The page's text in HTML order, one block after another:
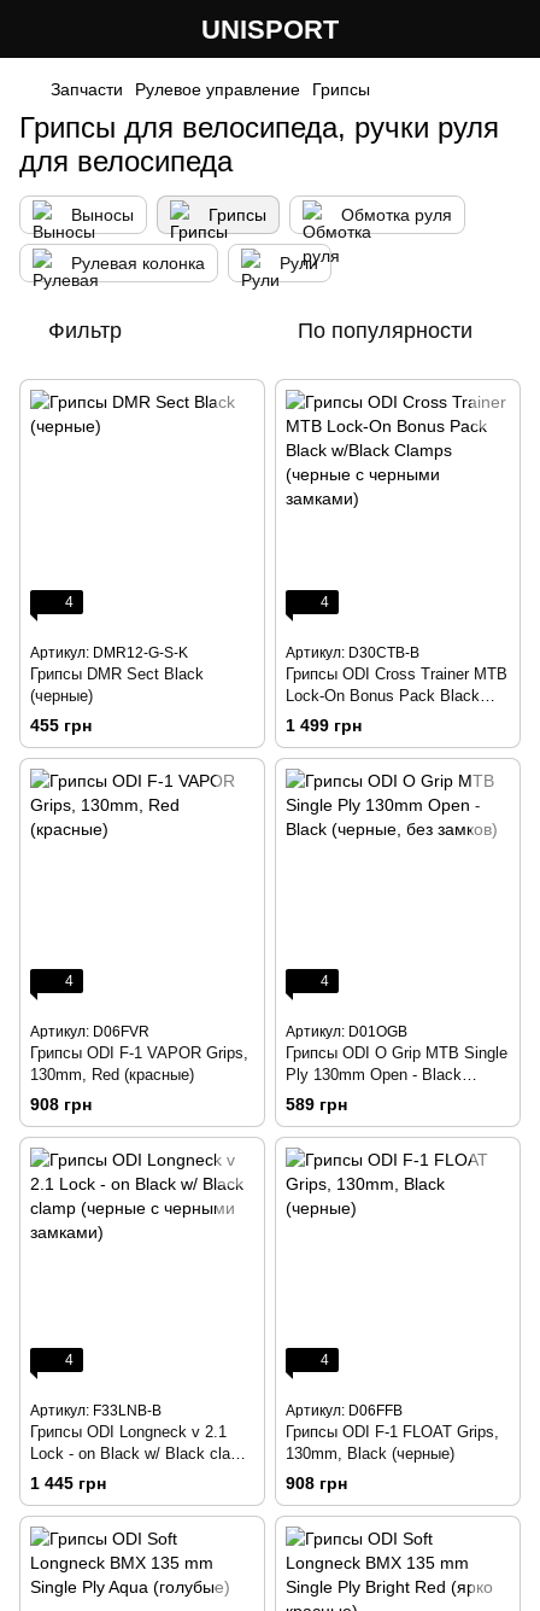
UNISPORT
Запчасти Рулевое управление Грипсы
Грипсы для велосипеда, ручки руля
для велосипеда
Выносы Грипсы Обмотка руля
Рулевая колонка Рули
Фильтр По популярности
4
Артикул: DMR12-G-S-K
Грипсы DMR Sect Black
(черные)
455 грн
4
Артикул: D30CTB-B
Грипсы ODI Cross Trainer MTB
Lock-On Bonus Pack Black
w/Black Clamps (черные с
черными замками)
1 499 грн
4
Артикул: D06FVR
Грипсы ODI F-1 VAPOR Grips,
130mm, Red (красные)
908 грн
4
Артикул: D01OGB
Грипсы ODI O Grip MTB Single
Ply 130mm Open - Black
(черные, без замков)
589 грн
4
Артикул: F33LNB-B
Грипсы ODI Longneck v 2.1
Lock - on Black w/ Black clamp
(черные с черными замками)
1 445 грн
4
Артикул: D06FFB
Грипсы ODI F-1 FLOAT Grips,
130mm, Black (черные)
908 грн